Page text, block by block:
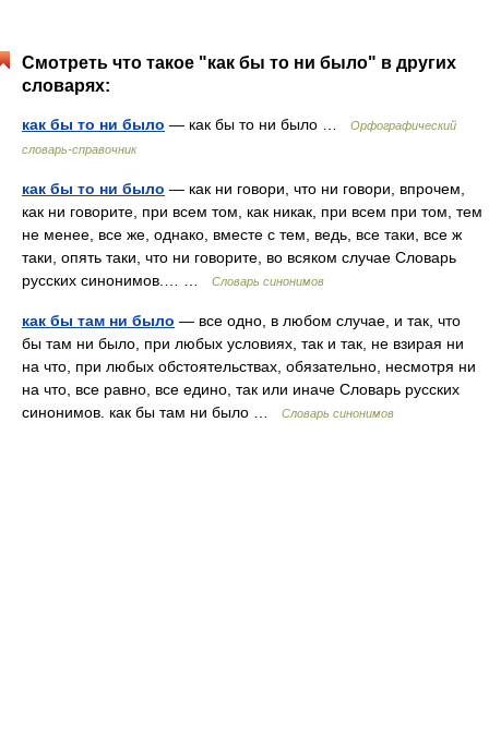
Смотреть что такое "как бы то ни было" в других
словарях:
как бы то ни было — как бы то ни было …
Орфографический
словарь-справочник
как бы то ни было — как ни говори, что ни говори, впрочем,
как ни говорите, при всем том, как никак, при всем при том, тем
не менее, все же, однако, вместе с тем, ведь, все таки, все ж
таки, опять таки, что ни говорите, во всяком случае Словарь
русских синонимов.… …
Словарь синонимов
как бы там ни было — все одно, в любом случае, и так, что
бы там ни было, при любых условиях, так и так, не взирая ни
на что, при любых обстоятельствах, обязательно, несмотря ни
на что, все равно, все едино, так или иначе Словарь русских
синонимов. как бы там ни было …
Словарь синонимов